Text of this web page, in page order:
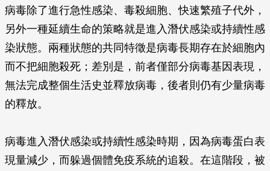
病毒除了進行急性感染、毒殺細胞、快速繁殖子代外，
另外一種延續生命的策略就是進入潛伏感染或持續性感
染狀態。兩種狀態的共同特徵是病毒長期存在於細胞內
而不把細胞殺死；差別是，前者僅部分病毒基因表現，
無法完成整個生活史並釋放病毒，後者則仍有少量病毒
的釋放。
病毒進入潛伏感染或持續性感染時期，因為病毒蛋白表
現量減少，而躲過個體免疫系統的追殺。在這階段，被